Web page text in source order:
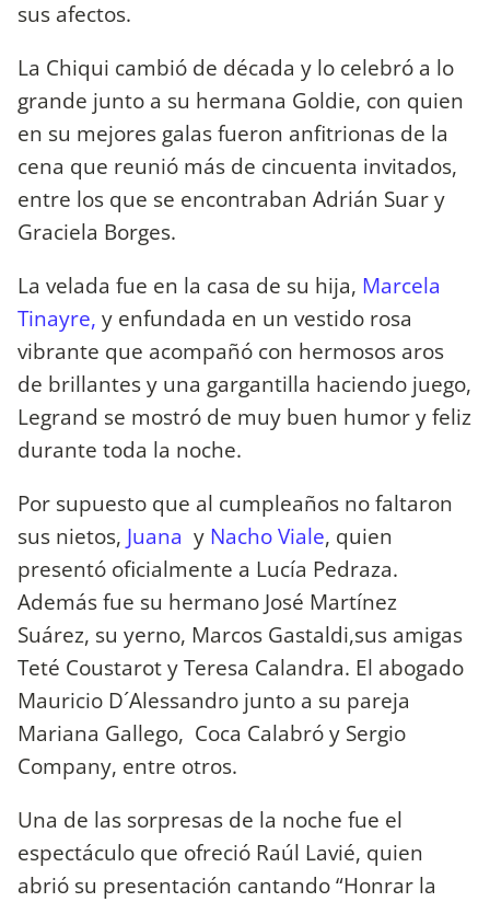
sus afectos.
La Chiqui cambió de década y lo celebró a lo
grande junto a su hermana Goldie, con quien
en su mejores galas fueron anfitrionas de la
cena que reunió más de cincuenta invitados,
entre los que se encontraban Adrián Suar y
Graciela Borges.
La velada fue en la casa de su hija, Marcela
Tinayre, y enfundada en un vestido rosa
vibrante que acompañó con hermosos aros
de brillantes y una gargantilla haciendo juego,
Legrand se mostró de muy buen humor y feliz
durante toda la noche.
Por supuesto que al cumpleaños no faltaron
sus nietos, Juana y Nacho Viale, quien
presentó oficialmente a Lucía Pedraza.
Además fue su hermano José Martínez
Suárez, su yerno, Marcos Gastaldi,sus amigas
Teté Coustarot y Teresa Calandra. El abogado
Mauricio D´Alessandro junto a su pareja
Mariana Gallego, Coca Calabró y Sergio
Company, entre otros.
Una de las sorpresas de la noche fue el
espectáculo que ofreció Raúl Lavié, quien
abrió su presentación cantando “Honrar la